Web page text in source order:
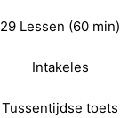
29 Lessen (60 min)
Intakeles
Tussentijdse toets